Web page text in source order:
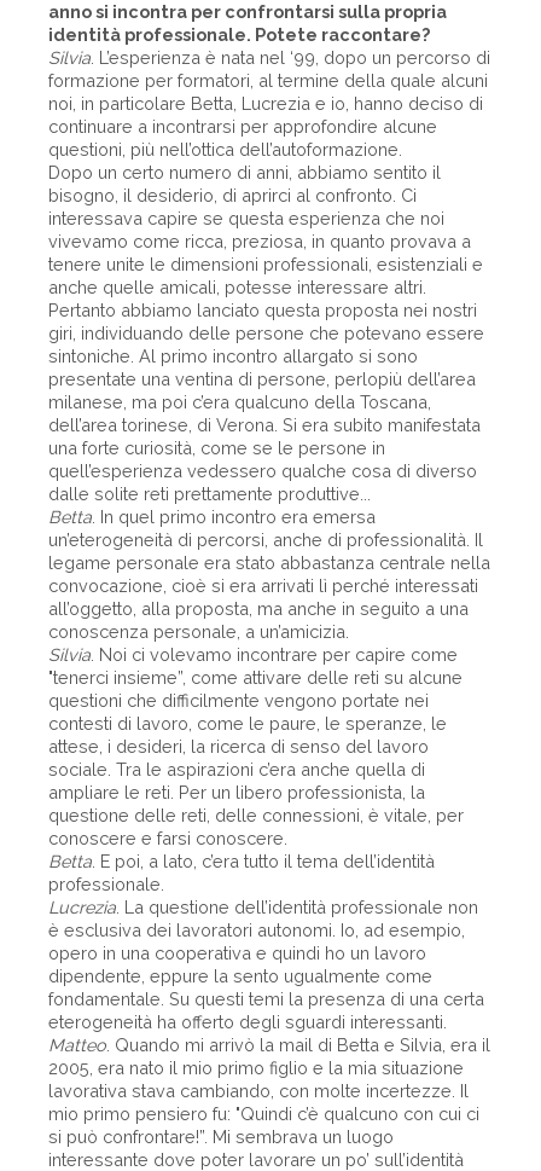
anno si incontra per confrontarsi sulla propria
identità professionale. Potete raccontare?
Silvia . L’esperienza è nata nel ‘99, dopo un percorso di
formazione per formatori, al termine della quale alcuni
noi, in particolare Betta, Lucrezia e io, hanno deciso di
continuare a incontrarsi per approfondire alcune
questioni, più nell’ottica dell’autoformazione.
Dopo un certo numero di anni, abbiamo sentito il
bisogno, il desiderio, di aprirci al confronto. Ci
interessava capire se questa esperienza che noi
vivevamo come ricca, preziosa, in quanto provava a
tenere unite le dimensioni professionali, esistenziali e
anche quelle amicali, potesse interessare altri.
Pertanto abbiamo lanciato questa proposta nei nostri
giri, individuando delle persone che potevano essere
sintoniche. Al primo incontro allargato si sono
presentate una ventina di persone, perlopiù dell’area
milanese, ma poi c’era qualcuno della Toscana,
dell’area torinese, di Verona. Si era subito manifestata
una forte curiosità, come se le persone in
quell’esperienza vedessero qualche cosa di diverso
dalle solite reti prettamente produttive...
Betta . In quel primo incontro era emersa
un’eterogeneità di percorsi, anche di professionalità. Il
legame personale era stato abbastanza centrale nella
convocazione, cioè si era arrivati lì perché interessati
all’oggetto, alla proposta, ma anche in seguito a una
conoscenza personale, a un’amicizia.
Silvia . Noi ci volevamo incontrare per capire come
"tenerci insieme”, come attivare delle reti su alcune
questioni che difficilmente vengono portate nei
contesti di lavoro, come le paure, le speranze, le
attese, i desideri, la ricerca di senso del lavoro
sociale. Tra le aspirazioni c’era anche quella di
ampliare le reti. Per un libero professionista, la
questione delle reti, delle connessioni, è vitale, per
conoscere e farsi conoscere.
Betta . E poi, a lato, c’era tutto il tema dell’identità
professionale.
Lucrezia . La questione dell’identità professionale non
è esclusiva dei lavoratori autonomi. Io, ad esempio,
opero in una cooperativa e quindi ho un lavoro
dipendente, eppure la sento ugualmente come
fondamentale. Su questi temi la presenza di una certa
eterogeneità ha offerto degli sguardi interessanti.
Matteo . Quando mi arrivò la mail di Betta e Silvia, era il
2005, era nato il mio primo figlio e la mia situazione
lavorativa stava cambiando, con molte incertezze. Il
mio primo pensiero fu: "Quindi c’è qualcuno con cui ci
si può confrontare!”. Mi sembrava un luogo
interessante dove poter lavorare un po’ sull’identità